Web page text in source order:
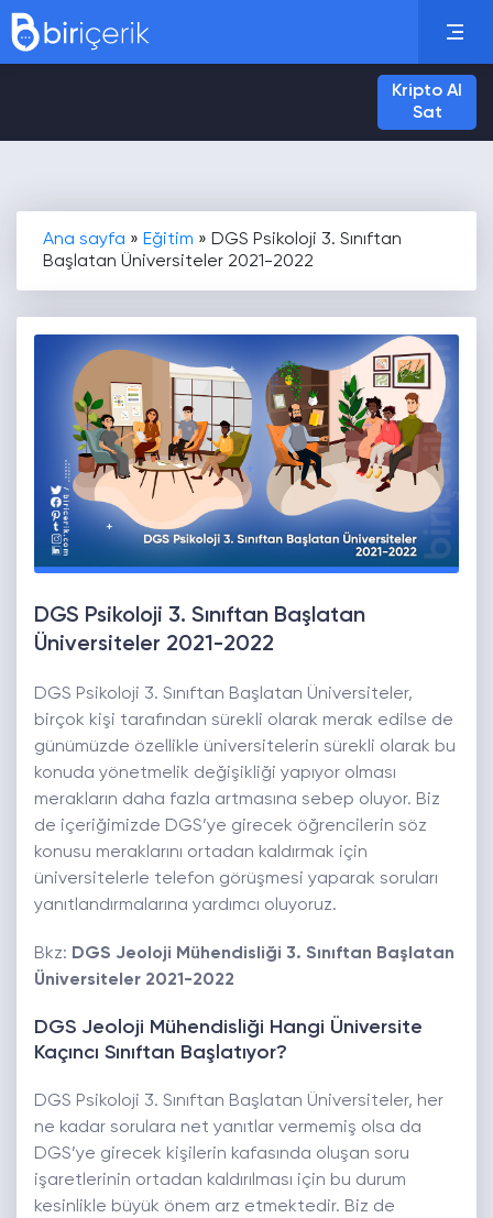
Kripto Al
Sat
Ana sayfa » Eğitim » DGS Psikoloji 3. Sınıftan
Başlatan Üniversiteler 2021-2022
DGS Psikoloji 3. Sınıftan Başlatan
Üniversiteler 2021-2022
DGS Psikoloji 3. Sınıftan Başlatan Üniversiteler,
birçok kişi tarafından sürekli olarak merak edilse de
günümüzde özellikle üniversitelerin sürekli olarak bu
konuda yönetmelik değişikliği yapıyor olması
merakların daha fazla artmasına sebep oluyor. Biz
de içeriğimizde DGS’ye girecek öğrencilerin söz
konusu meraklarını ortadan kaldırmak için
üniversitelerle telefon görüşmesi yaparak soruları
yanıtlandırmalarına yardımcı oluyoruz.
Bkz: DGS Jeoloji Mühendisliği 3. Sınıftan Başlatan
Üniversiteler 2021-2022
DGS Jeoloji Mühendisliği Hangi Üniversite
Kaçıncı Sınıftan Başlatıyor?
DGS Psikoloji 3. Sınıftan Başlatan Üniversiteler, her
ne kadar sorulara net yanıtlar vermemiş olsa da
DGS’ye girecek kişilerin kafasında oluşan soru
işaretlerinin ortadan kaldırılması için bu durum
kesinlikle büyük önem arz etmektedir. Biz de